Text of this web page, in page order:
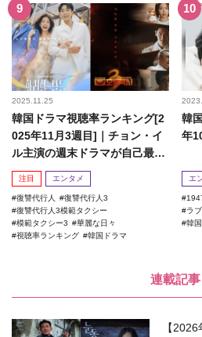
2025.11.25
韓国ドラマ視聴率ランキング[2
025年11月3週目]｜チョン・イ
ル主演の週末ドラマが自己最高
記録を更新！
注目 エンタメ
復讐代行人
復讐代行人3
復讐代行人3模範タクシー
模範タクシー3
華麗な日々
視聴率ランキング
韓国ドラマ
韓
年
エ
ラ
韓
連載記事
【